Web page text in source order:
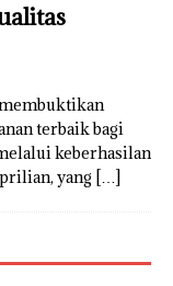
terbaik bagi
keberhasilan
yang […]